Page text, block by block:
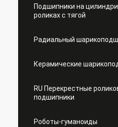
Подшипники на
роликах с тягой
Радиальный
Керамические
RU Перекрестные
подшипники
Роботы-гуманоиды